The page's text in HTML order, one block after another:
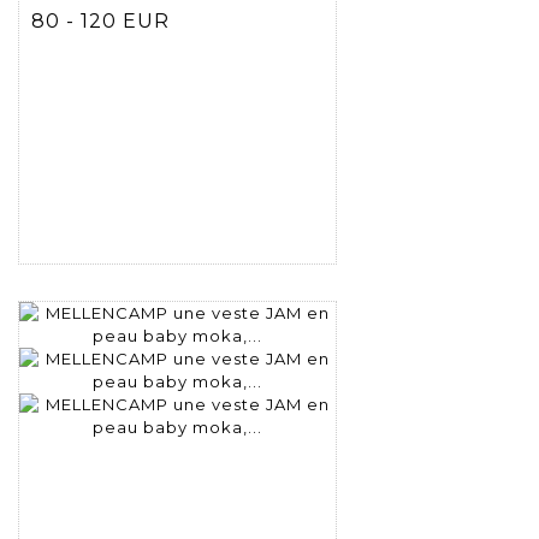
80 - 120 EUR